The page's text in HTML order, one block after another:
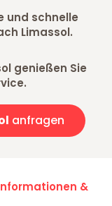
und schnelle
Limassol.
genießen Sie
anfragen
&